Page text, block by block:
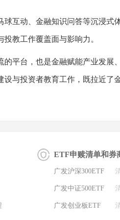
互动、金融知识问答等沉浸式
教工作覆盖面与影响力。
平台，也是金融赋能产业发展
设与投资者教育工作，既拉近了
ETF申赎清单和券
广发沪深300ETF
广发中证500ETF
广发创业板ETF